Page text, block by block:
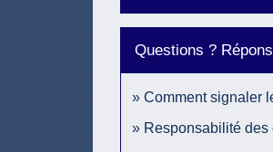
Questions ?
Comment signaler
Responsabilité